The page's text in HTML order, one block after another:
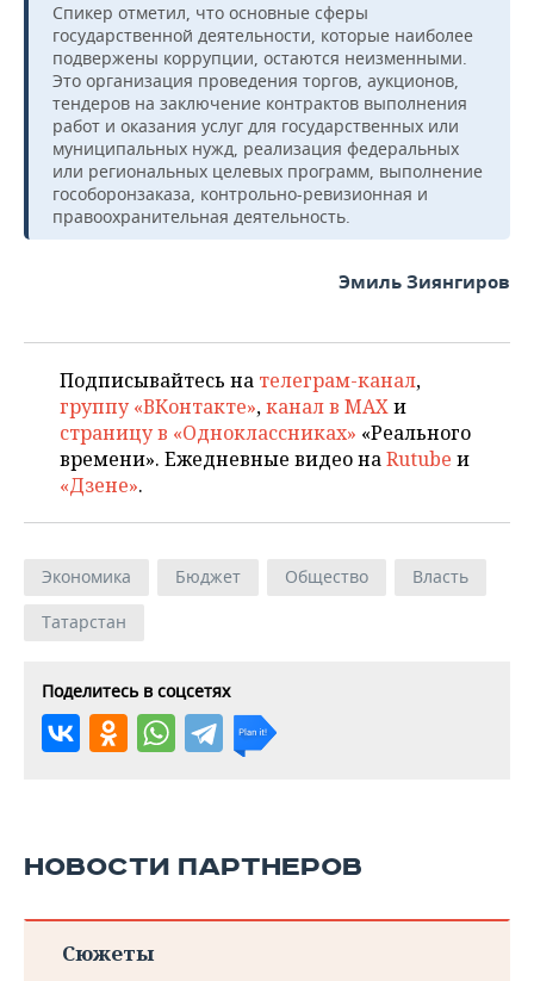
Спикер отметил, что основные сферы
государственной деятельности, которые наиболее
подвержены коррупции, остаются неизменными.
Это организация проведения торгов, аукционов,
тендеров на заключение контрактов выполнения
работ и оказания услуг для государственных или
муниципальных нужд, реализация федеральных
или региональных целевых программ, выполнение
гособоронзаказа, контрольно-ревизионная и
правоохранительная деятельность.
Эмиль Зиянгиров
Подписывайтесь на телеграм-канал,
группу «ВКонтакте»,канал в MAXи
страницу в «Одноклассниках» «Реального
времени». Ежедневные видео наRutube и
«Дзене».
Экономика Бюджет Общество
Власть
Татарстан
Поделитесь в соцсетях
НОВОСТИ ПАРТНЕРОВ
Сюжеты